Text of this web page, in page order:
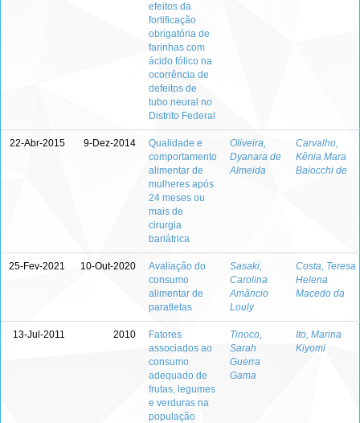
efeitos da
fortificação
obrigatória de
farinhas com
ácido fólico na
ocorrência de
defeitos de
tubo neural no
Distrito Federal
22-Abr-2015 9-Dez-2014
Qualidade e
comportamento
alimentar de
mulheres após
24 meses ou
mais de
cirurgia
bariátrica
Oliveira,
Dyanara de
Almeida
Carvalho,
Kênia Mara
Baiocchi de
25-Fev-2021 10-Out-2020
Avaliação do
consumo
alimentar de
paratletas
Sasaki,
Carolina
Amâncio
Louly
Costa, Teresa
Helena
Macedo da
13-Jul-2011 2010
Fatores
associados ao
consumo
adequado de
frutas, legumes
e verduras na
população
Tinoco,
Sarah
Guerra
Gama
Ito, Marina
Kiyomi